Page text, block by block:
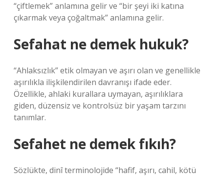
“çiftlemek” anlamına gelir ve “bir şeyi iki katına
çıkarmak veya çoğaltmak” anlamına gelir.
Sefahat ne demek hukuk?
“Ahlaksızlık” etik olmayan ve aşırı olan ve genellikle
aşırılıkla ilişkilendirilen davranışı ifade eder.
Özellikle, ahlaki kurallara uymayan, aşırılıklara
giden, düzensiz ve kontrolsüz bir yaşam tarzını
tanımlar.
Sefahet ne demek fıkıh?
Sözlükte, dinî terminolojide “hafif, aşırı, cahil, kötü